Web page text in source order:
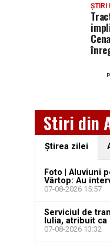
ȘTIRI
Stiri din
Ştirea zilei
Foto | Aluviuni
Vârtop: Au
07-08-2026 15:57
Serviciul de
Iulia, atribuit ca
07-08-2026 13:32